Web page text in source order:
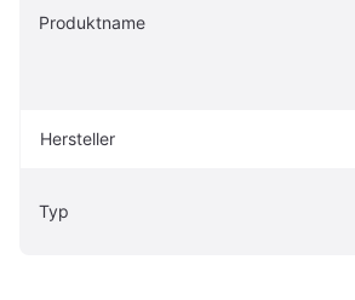
Produktname
Hersteller
Typ